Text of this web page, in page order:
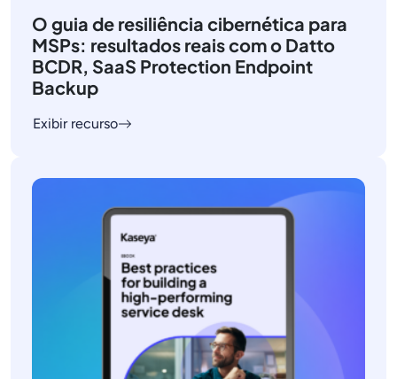
O guia de resiliência cibernética para
MSPs: resultados reais com o Datto
BCDR, SaaS Protection Endpoint
Backup
Exibir recurso